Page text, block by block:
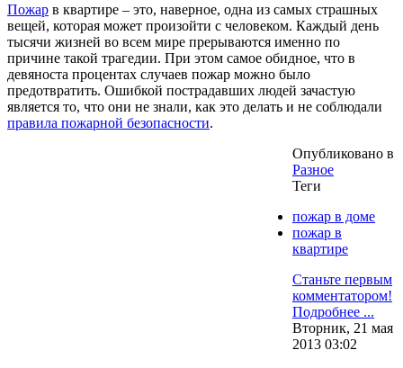
Пожар в квартире – это, наверное, одна из самых страшных
вещей, которая может произойти с человеком. Каждый день
тысячи жизней во всем мире прерываются именно по
причине такой трагедии. При этом самое обидное, что в
девяноста процентах случаев пожар можно было
предотвратить. Ошибкой пострадавших людей зачастую
является то, что они не знали, как это делать и не соблюдали
правила пожарной безопасности.
Опубликовано в
Разное
Теги
пожар в доме
пожар в
квартире
Станьте первым
комментатором!
Подробнее ...
Вторник, 21 мая
2013 03:02